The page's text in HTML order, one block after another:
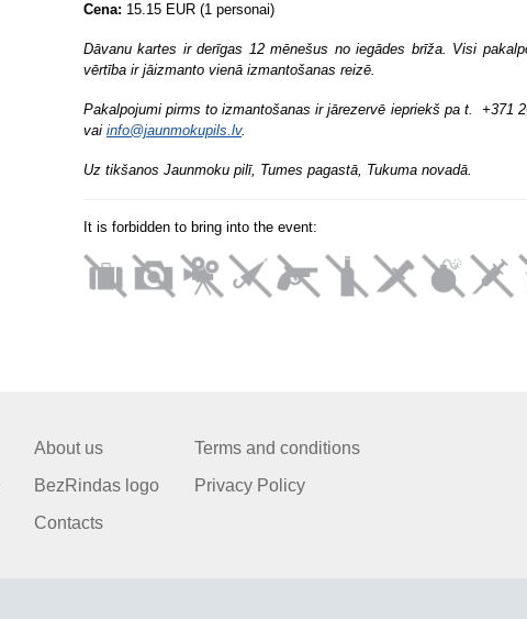
Cena: 15.15 EUR (1 personai)
Dāvanu kartes ir derīgas 12 mēnešus no iegādes brīža. Visi
vērtība ir jāizmanto vienā izmantošanas reizē.
Pakalpojumi pirms to izmantošanas ir jārezervē iepriekš pa t. +371
vai info@jaunmokupils.lv.
Uz tikšanos Jaunmoku pilī, Tumes pagastā, Tukuma novadā.
It is forbidden to bring into the event:
About us
BezRindas logo
Contacts
Terms and conditions
Privacy Policy